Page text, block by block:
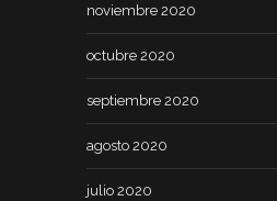
noviembre 2020
octubre 2020
septiembre 2020
agosto 2020
julio 2020